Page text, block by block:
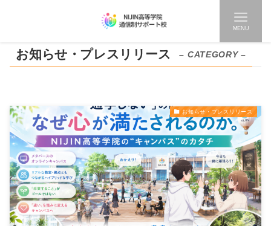
MENU
お知らせ・プレスリリース – CATEGORY –
お知らせ・プレスリリース